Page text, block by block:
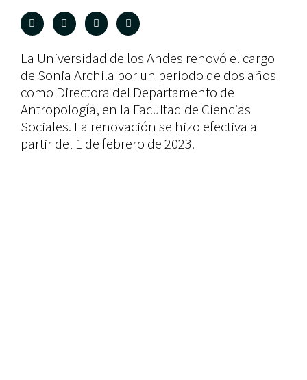
La Universidad de los Andes renovó el cargo
de Sonia Archila por un periodo de dos años
como Directora del Departamento de
Antropología, en la Facultad de Ciencias
Sociales. La renovación se hizo efectiva a
partir del 1 de febrero de 2023.